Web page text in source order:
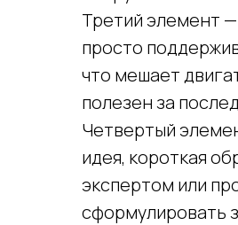
Третий элемент
просто
что мешает
полезен за
Четвертый
идея, короткая
экспертом или
сформулировать